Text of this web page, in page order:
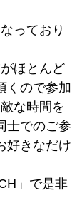
っており
ほとんど
くので参加
な時間を
士でのご参
好きなだけ
」で是非